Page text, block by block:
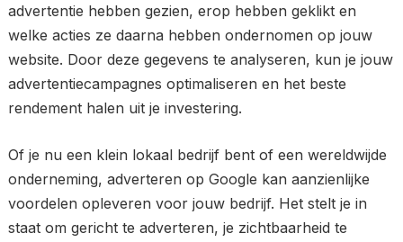
advertentie hebben gezien, erop hebben geklikt en
welke acties ze daarna hebben ondernomen op jouw
website. Door deze gegevens te analyseren, kun je jouw
advertentiecampagnes optimaliseren en het beste
rendement halen uit je investering.
Of je nu een klein lokaal bedrijf bent of een wereldwijde
onderneming, adverteren op Google kan aanzienlijke
voordelen opleveren voor jouw bedrijf. Het stelt je in
staat om gericht te adverteren, je zichtbaarheid te